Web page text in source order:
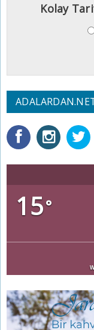
Kolay
15°